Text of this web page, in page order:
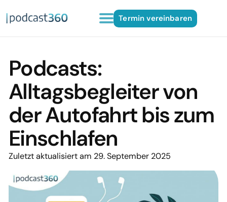
Termin vereinbaren
Podcasts:
Alltagsbegleiter von
der Autofahrt bis zum
Einschlafen
Zuletzt aktualisiert am 29. September 2025